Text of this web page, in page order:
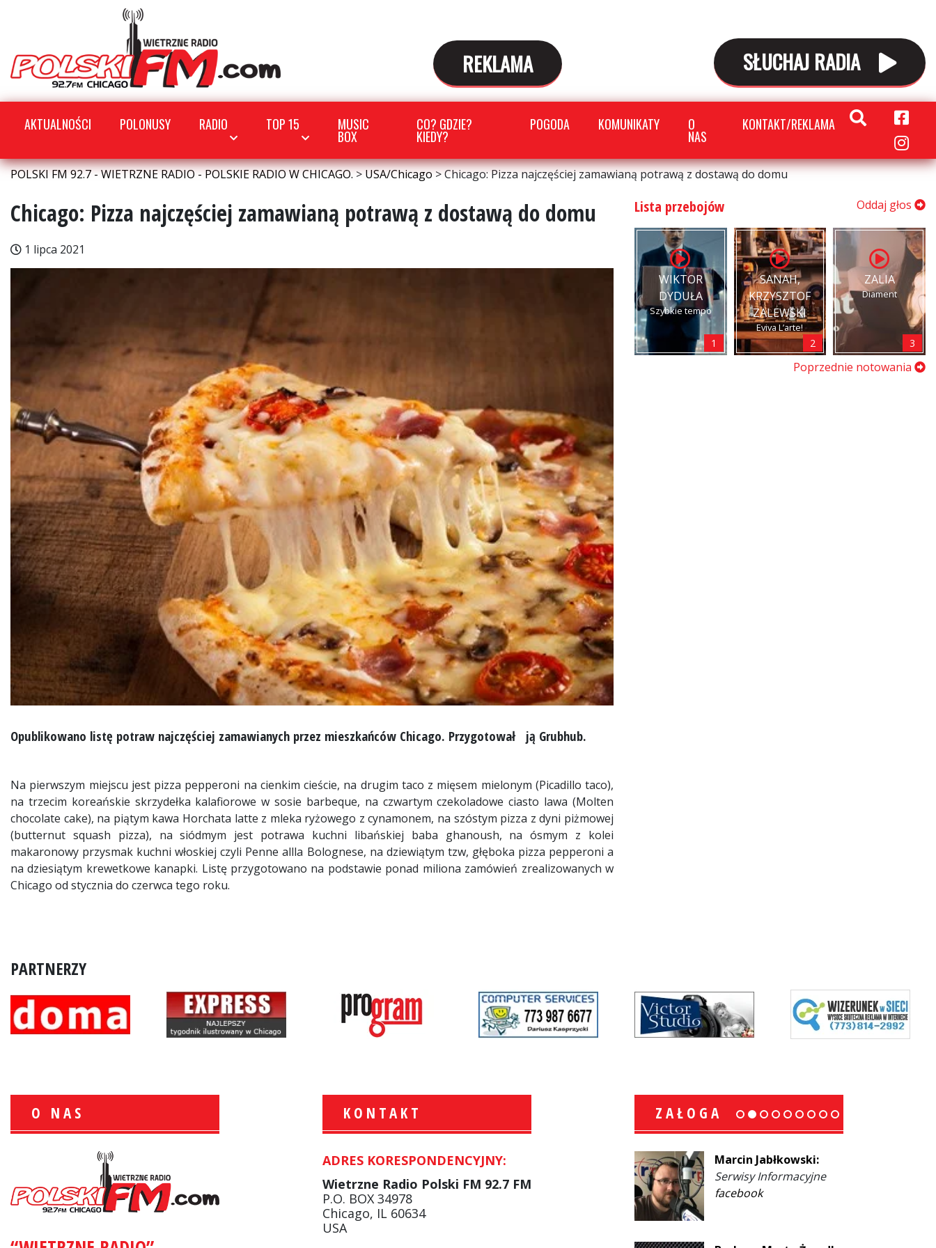
REKLAMA SŁUCHAJ RADIA
AKTUALNOŚCI POLONUSY RADIO TOP 15 MUSIC
BOX
CO? GDZIE?
KIEDY?
POGODA KOMUNIKATY O
NAS
KONTAKT/REKLAMA
POLSKI FM 92.7 - WIETRZNE RADIO - POLSKIE RADIO W CHICAGO.>USA/Chicago>Chicago: Pizza najczęściej zamawianą potrawą z dostawą do domu
Chicago: Pizza najczęściej zamawianą potrawą z dostawą do domu
1 lipca 2021
Opublikowano listę potraw najczęściej zamawianych przez mieszkańców Chicago. Przygotował ją Grubhub.
Na pierwszym miejscu jest pizza pepperoni na cienkim cieście, na drugim taco z mięsem mielonym (Picadillo taco),
na trzecim koreańskie skrzydełka kalafiorowe w sosie barbeque, na czwartym czekoladowe ciasto lawa (Molten
chocolate cake), na piątym kawa Horchata latte z mleka ryżowego z cynamonem, na szóstym pizza z dyni piżmowej
(butternut squash pizza), na siódmym jest potrawa kuchni libańskiej baba ghanoush, na ósmym z kolei
makaronowy przysmak kuchni włoskiej czyli Penne allla Bolognese, na dziewiątym tzw, głęboka pizza pepperoni a
na dziesiątym krewetkowe kanapki. Listę przygotowano na podstawie ponad miliona zamówień zrealizowanych w
Chicago od stycznia do czerwca tego roku.
Lista przebojów Oddaj głos
WIKTOR
DYDUŁA
Szybkie tempo
1
SANAH,
KRZYSZTOF
ZALEWSKI
Eviva L’arte!
2
ZALIA
Diament
3
Poprzednie notowania
PARTNERZY
O NAS KONTAKT
ADRES KORESPONDENCYJNY:
Wietrzne Radio Polski FM 92.7 FM
P.O. BOX 34978
Chicago, IL 60634
USA
ZAŁOGA
Sport Polonijny
Krzysztof Wawer:
Komentator
facebook
Marcin Jabłkowski:
Serwisy Informacyjne
facebook